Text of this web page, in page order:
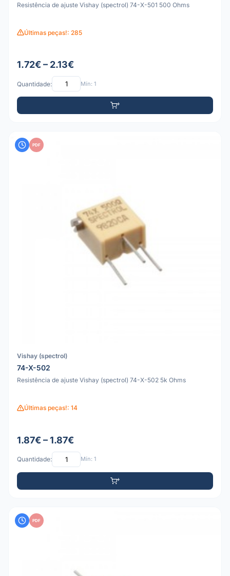
Resistência de ajuste Vishay (spectrol) 74-X-501 500 Ohms
Últimas peças!: 285
1.72€ – 2.13€
Quantidade: Mín: 1
PDF
Vishay (spectrol)
74-X-502
Resistência de ajuste Vishay (spectrol) 74-X-502 5k Ohms
Últimas peças!: 14
1.87€ – 1.87€
Quantidade: Mín: 1
PDF